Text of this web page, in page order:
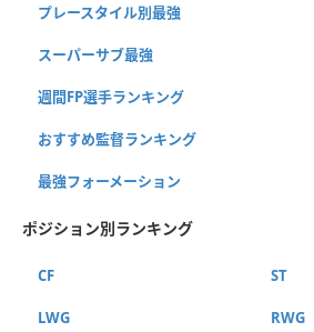
プレースタイル別最強
スーパーサブ最強
週間FP選手ランキング
おすすめ監督ランキング
最強フォーメーション
ポジション別ランキング
CF ST
LWG RWG